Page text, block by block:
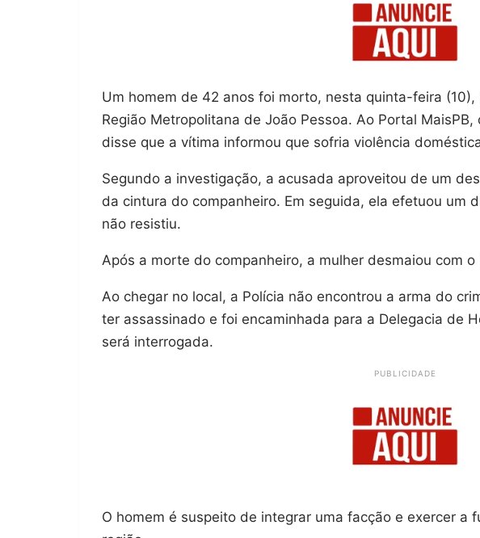
Um homem de 42 anos foi morto, nesta quinta-feira
Região Metropolitana de João Pessoa. Ao Portal
disse que a vítima informou que sofria violência
Segundo a investigação, a acusada aproveitou de um
da cintura do companheiro. Em seguida, ela efetuou um
não resistiu.
Após a morte do companheiro, a mulher desmaiou com o
Ao chegar no local, a Polícia não encontrou a arma do
ter assassinado e foi encaminhada para a Delegacia de
será interrogada.
PUBLICIDADE
O homem é suspeito de integrar uma facção e exercer a